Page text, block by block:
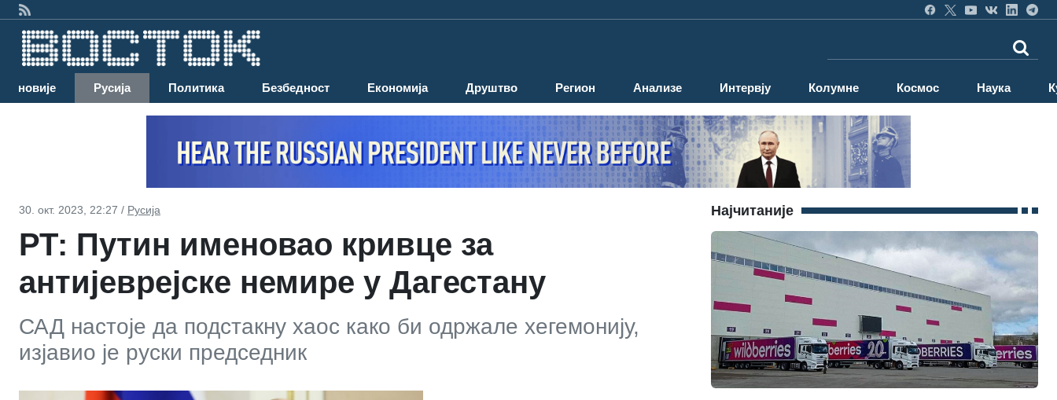
Најновије Русија Политика Безбедност Економија Друштво Регион Анализе Интервју Колумне Космос Наука
30. окт. 2023, 22:27 / Русија
РТ: Путин именовао кривце за
антијеврејске немире у Дагестану
САД настоје да подстакну хаос како би одржале хегемонију,
изјавио је руски председник
Најчитаније